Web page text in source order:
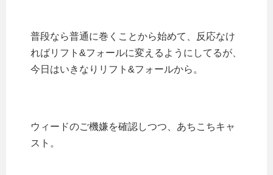
普段なら普通に巻くことから始めて、反応なけ
ればリフト&フォールに変えるようにしてるが、
今日はいきなりリフト&フォールから。
ウィードのご機嫌を確認しつつ、あちこちキャ
スト。